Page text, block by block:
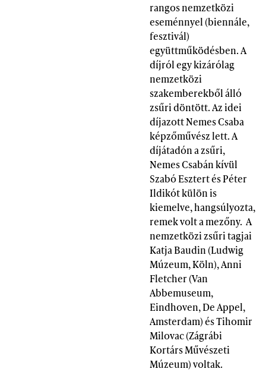
rangos nemzetközi
eseménnyel (biennále,
fesztivál)
együttműködésben. A
díjról egy kizárólag
nemzetközi
szakemberekből álló
zsűri döntött. Az idei
díjazott Nemes Csaba
képzőművész lett. A
díjátadón a zsűri,
Nemes Csabán kívül
Szabó Esztert és Péter
Ildikót külön is
kiemelve, hangsúlyozta,
remek volt a mezőny. A
nemzetközi zsűri tagjai
Katja Baudin (Ludwig
Múzeum, Köln), Anni
Fletcher (Van
Abbemuseum,
Eindhoven, De Appel,
Amsterdam) és Tihomir
Milovac (Zágrábi
Kortárs Művészeti
Múzeum) voltak.